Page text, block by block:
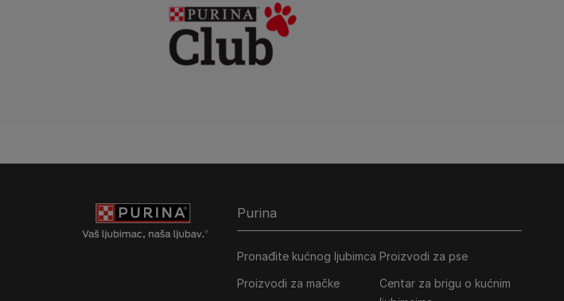
Purina
Pronađite kućnog ljubimca Proizvodi za pse
Proizvodi za mačke
Centar za brigu o kućnim